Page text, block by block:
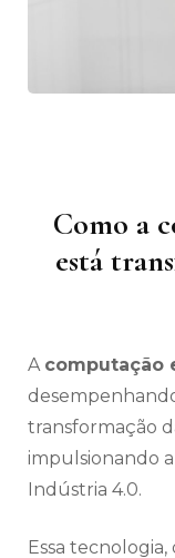
Como a
está
A computação
transformação
impulsionando
Indústria 4.0.
Essa